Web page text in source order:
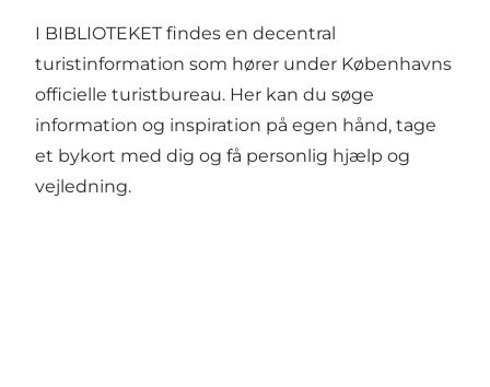
I BIBLIOTEKET findes en decentral
turistinformation som hører under Københavns
officielle turistbureau. Her kan du søge
information og inspiration på egen hånd, tage
et bykort med dig og få personlig hjælp og
vejledning.